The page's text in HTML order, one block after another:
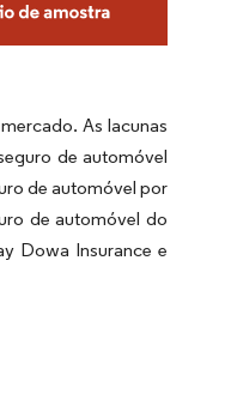
As lacunas
de automóvel
de automóvel por
de automóvel do
Dowa Insurance e